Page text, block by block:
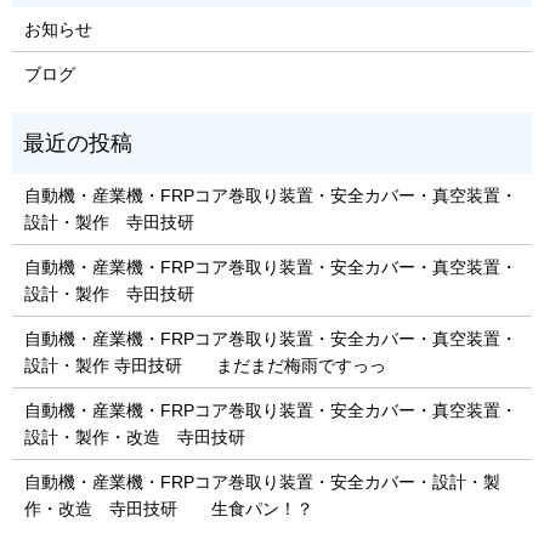
お知らせ
ブログ
自動機・産業機・FRPコア巻取り装置・安全カバー・真空装置・
設計・製作 寺田技研
自動機・産業機・FRPコア巻取り装置・安全カバー・真空装置・
設計・製作 寺田技研
自動機・産業機・FRPコア巻取り装置・安全カバー・真空装置・
設計・製作 寺田技研 まだまだ梅雨ですっっ
自動機・産業機・FRPコア巻取り装置・安全カバー・真空装置・
設計・製作・改造 寺田技研
自動機・産業機・FRPコア巻取り装置・安全カバー・設計・製
作・改造 寺田技研 生食パン！？